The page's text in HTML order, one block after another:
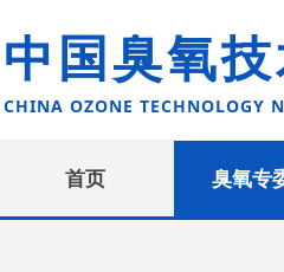
中国臭氧技
CHINA OZONE TECHNOLOGY
首页 臭氧专